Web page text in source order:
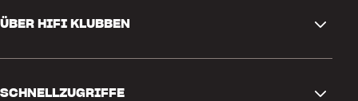
Rückgabe und Reklamation
Bestellung widerrufen
ÜBER HIFI KLUBBEN
SCHNELLZUGRIFFE